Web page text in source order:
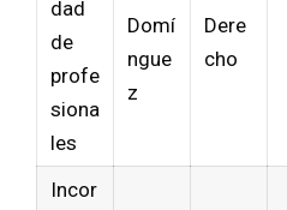
dad
de
profe
siona
les
Domí
ngue
z
Dere
cho
Incor